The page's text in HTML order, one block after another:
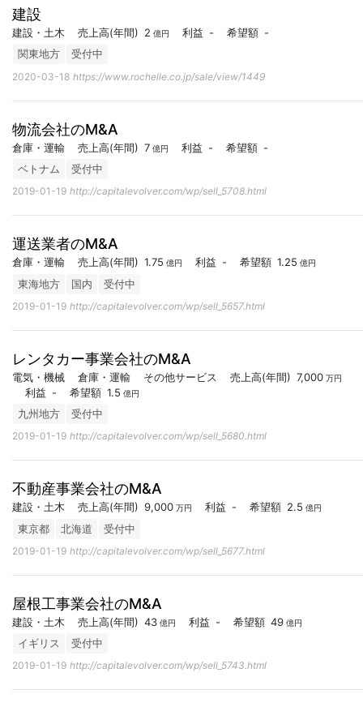
建設
建設・土木 売上高(年間) 2 億円 利益 - 希望額 -
関東地方
受付中
2020-03-18 https://www.rochelle.co.jp/sale/view/1449
物流会社のM&A
倉庫・運輸 売上高(年間) 7 億円 利益 - 希望額 -
ベトナム
受付中
2019-01-19 http://capitalevolver.com/wp/sell_5708.html
運送業者のM&A
倉庫・運輸 売上高(年間) 1.75 億円 利益 - 希望額 1.25 億円
東海地方 国内 受付中
2019-01-19 http://capitalevolver.com/wp/sell_5657.html
レンタカー事業会社のM&A
電気・機械 倉庫・運輸 その他サービス 売上高(年間) 7,000 万円
利益 - 希望額 1.5 億円
九州地方 受付中
2019-01-19 http://capitalevolver.com/wp/sell_5680.html
不動産事業会社のM&A
建設・土木 売上高(年間) 9,000 万円 利益 - 希望額 2.5 億円
東京都 北海道 受付中
2019-01-19 http://capitalevolver.com/wp/sell_5677.html
屋根工事業会社のM&A
建設・土木 売上高(年間) 43 億円 利益 - 希望額 49 億円
イギリス 受付中
2019-01-19 http://capitalevolver.com/wp/sell_5743.html